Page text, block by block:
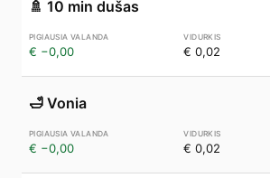
🚿 10 min dušas
€ −0,00 € 0,02
🛁 Vonia
€ −0,00 € 0,02